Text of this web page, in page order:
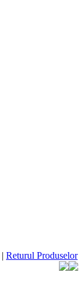
| Returul Produselor